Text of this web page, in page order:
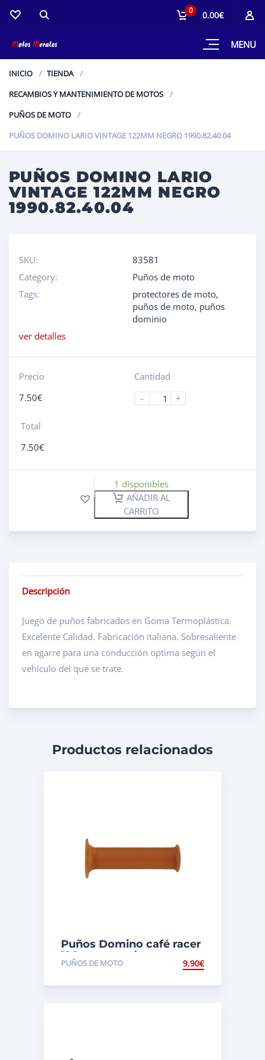
MENU
0 0.00€
INICIO
TIENDA
RECAMBIOS Y MANTENIMIENTO DE MOTOS
PUÑOS DE MOTO
PUÑOS DOMINO LARIO VINTAGE 122MM NEGRO 1990.82.40.04
PUÑOS DOMINO LARIO
VINTAGE 122MM NEGRO
1990.82.40.04
SKU:
83581
Category:
Puños de moto
Tags:
protectores de moto,
puños de moto, puños
dominio
ver detalles
Precio
7.50€
Cantidad
-
+
Total
7.50€
1 disponibles
AÑADIR AL
CARRITO
Descripción
Juego de puños fabricados en Goma Termoplástica.
Excelente Calidad. Fabricación italiana. Sobresaliente
en agarre para una conducción optima según el
vehículo del que se trate.
Productos relacionados
Puños Domino café racer
120mm marrón
1124.82.75.06-0
PUÑOS DE MOTO 9.90€